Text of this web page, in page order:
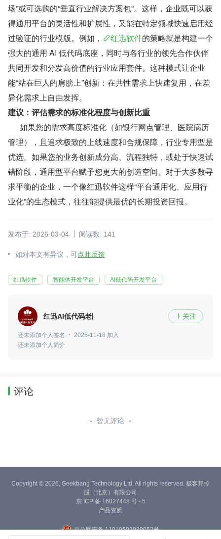
场”或可选购的“垂直行业解决方案包”。这样，企业既可以获
得通用平台的灵活性和扩展性，又能在特定领域快速启用经
过验证的行业模版。例如，
红迅软件的策略就是构建一个
强大的通用 AI 低代码底座，同时与各行业的领先合作伙伴
共同开发和分发高价值的行业应用套件。这种模式让企业
能“站在巨人的肩膀上”创新：在共性需求上快速复用，在差
异化需求上自由发挥。
建议：评估需求的标准化程度与创新比重
管理），且追求极致的上线速度和合规保障，行业专用型是
优选。如果您的业务创新成分高、流程独特，或处于快速试
错阶段，通用型平台赋予您更大的创造空间。对于大多数寻
求平衡的企业，一个像红迅软件这样“平台通用化、应用行
业化”的生态模式，往往能提供最优的长期投资回报。
发布于: 2026-03-04 阅读数: 141
如对本文有异议，可点此反馈
红迅软件 智能体开发平台 AI低代码开发平台
红迅AI低代码老陈  关注
还未添加个人签名
2025-11-18 加入
还未添加个人简介
评论
暂无评论
Copyright © 2026, Geekbang Technology Ltd. All rights reserved. 极客邦控
股（北京）有限公司
京 ICP 备 16027448 号 - 5
产品资质
京公网安备 11010502039052号